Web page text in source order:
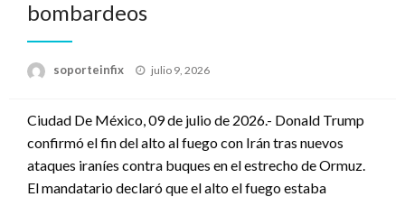
bombardeos
soporteinfix
Publicado
julio 9, 2026
Ciudad De México, 09 de julio de 2026.- Donald Trump
confirmó el fin del alto al fuego con Irán tras nuevos
ataques iraníes contra buques en el estrecho de Ormuz.
El mandatario declaró que el alto el fuego estaba